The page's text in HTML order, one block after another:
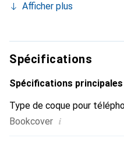
et indispensable de votre
marque Noreve est un
exigeante.
Afficher plus
Spécifications
Spécifications principales
Type de coque pour
Bookcover i